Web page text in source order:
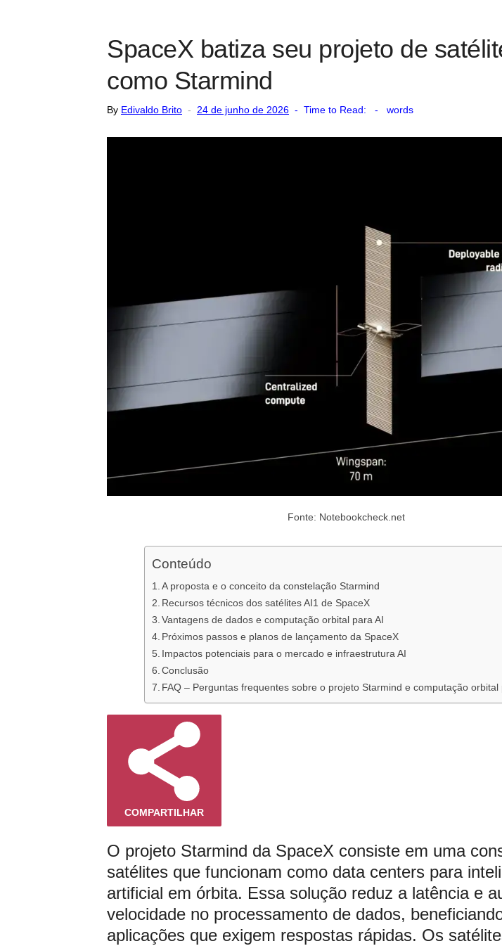
SpaceX batiza seu projeto de
como Starmind
By Edivaldo Brito
Posted
24 de junho de 2026 Time to Read: - words
Fonte: Notebookcheck.net
Conteúdo
A proposta e o conceito da constelação Starmind
Recursos técnicos dos satélites AI1 de SpaceX
Vantagens de dados e computação orbital para AI
Próximos passos e planos de lançamento da SpaceX
Impactos potenciais para o mercado e infraestrutura AI
Conclusão
FAQ – Perguntas frequentes sobre o projeto Starmind e computação orbital
COMPARTILHAR
O projeto Starmind da SpaceX consiste em uma
satélites que funcionam como data centers para
artificial em órbita. Essa solução reduz a latência e
velocidade no processamento de dados,
aplicações que exigem respostas rápidas. Os